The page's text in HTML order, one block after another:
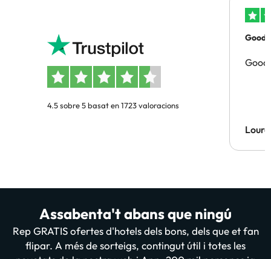
4.5 sobre 5 basat en 1723 valoracions
Good
Good
Assabenta't abans que ningú
Rep GRATIS ofertes d'hotels dels bons, dels que et fan
flipar. A més de sorteigs, contingut útil i totes les